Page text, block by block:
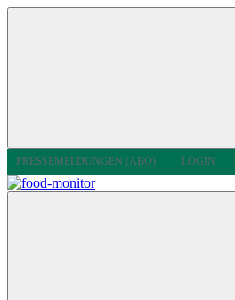
Zum
PRESSEMELDUNGEN (ABO) LOGIN